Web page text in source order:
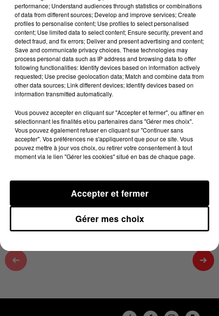
Lecture (2 min 19 sec)
Karine Hurstel
20 février 2025 - 2 min 19 sec
HOLIDAYS ET D'AUTRES SPECTACLES-
STÉPHANE PONTACQ SUR 100%
Retrouvez tous les jours entre 13h et 16h L'actu loisir
dans la Haute Garonne avec Karine
performance; Understand audiences through statistics or combinations
of data from different sources; Develop and improve services; Create
profiles to personalise content; Use profiles to select personalised
content; Use limited data to select content; Ensure security, prevent and
detect fraud, and fix errors; Deliver and present advertising and content;
Save and communicate privacy choices. These technologies may
process personal data such as IP address and browsing data to offer
following functionalities: Identify devices based on information actively
requested; Use precise geolocation data; Match and combine data from
other data sources; Link different devices; Identify devices based on
information transmitted automatically.
Vous pouvez accepter en cliquant sur "Accepter et fermer", ou affiner en
sélectionnant les finalités et/ou partenaires dans "Gérer mes choix".
Vous pouvez également refuser en cliquant sur "Continuer sans
accepter". Vos préférences ne s'appliqueront que pour ce site. Vous
pouvez mettre à jour vos choix, ou retirer votre consentement à tout
moment via le lien "Gérer les cookies" situé en bas de chaque page.
Gérer mes choix
Accepter et fermer